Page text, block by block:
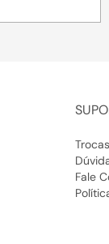
mais elegante.
Fale